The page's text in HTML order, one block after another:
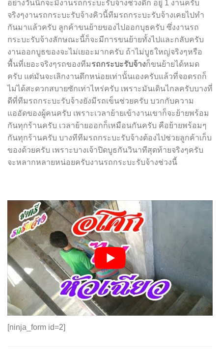
อย่างวันนี้ก็จะมีงานรถกระบะรับจ้างช่วงดึก อยู่ 1 งานครับ
จริงๆงานรถกระบะรับจ้างคิวนี้ทีมรถกระบะรับจ้างเคยไปทำ
กันมาแล้วครับ ลูกค้าขนย้ายของไปออกบุธครับ ซึ่งงานรถ
กระบะรับจ้างลักษณะนี้ก็จะมีการขนย้ายทั้งไปและกลับครับ
งานออกบูธของจะไม่เยอะมากครับ ถ้าไม่บูธใหญ่จริงๆหรือ
พื้นที่เยอะจริงๆรถของทีมรถกระบะรับจ้างก็ขนย้ายได้หมด
ครับ แต่มันจะเลิกงานดึกหน่อยเท่านั้นเองครับแล้วที่จอดรถก็
ไม่ได้สะดวกสบายซักเท่าไหร่ครับ เพราะมันเดินไกลครับบางที่
ดีที่ทีมรถกระบะรับจ้างยังมีรถเข็นช่วยครับ บวกกับความ
แออัดของผู้คนครับ เพราะเวลาย้ายเข้างานเขาก็จะย้ายพร้อม
กันทุกร้านครับ เวลาย้ายออกก็เหมือนกันครับ คือย้ายพร้อมๆ
กันทุกร้านครับ บางทีทีมรถกระบะรับจ้างต้องไปช่วยลูกค้าเก็บ
ของด้วยครับ เพราะบางเจ้าปิดบูธกันวินาทีสุดท้ายจริงๆครับ
จะหลากหลายหน่อยครับงานรถกระบะรับจ้างช่วงนี้
[ninja_form id=2]